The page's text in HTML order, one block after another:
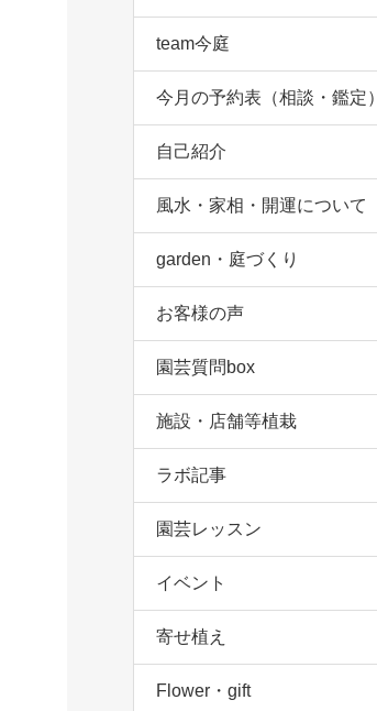
team今庭
今月の予約表（相談・鑑定）
自己紹介
風水・家相・開運について
garden・庭づくり
お客様の声
園芸質問box
施設・店舗等植栽
ラボ記事
園芸レッスン
イベント
寄せ植え
Flower・gift